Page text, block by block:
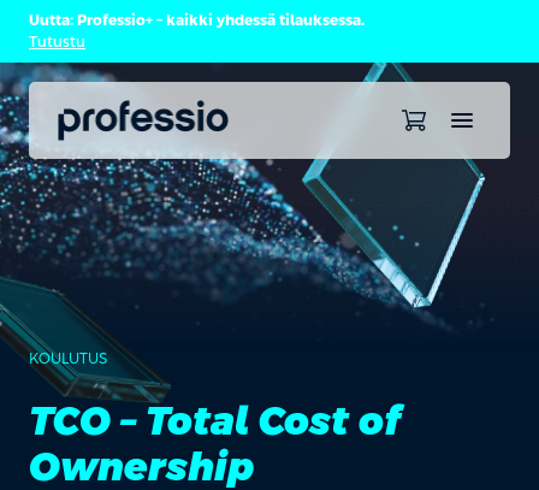
Uutta: Professio+ – kaikki yhdessä tilauksessa.
Tutustu
KOULUTUS
TCO – Total Cost of
Ownership